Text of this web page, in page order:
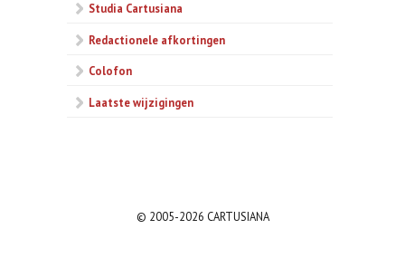
Studia Cartusiana
Redactionele afkortingen
Colofon
Laatste wijzigingen
© 2005-2026 CARTUSIANA